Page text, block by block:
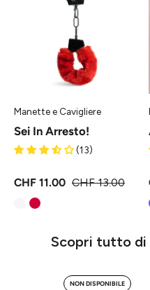
-
Manette
e
Cavigliere
Osa
Manette e Cavigliere
Sei In Arresto!
(13)
CHF 11.00 CHF 13.00
Scopri tutto di
A
NON DISPONIBILE